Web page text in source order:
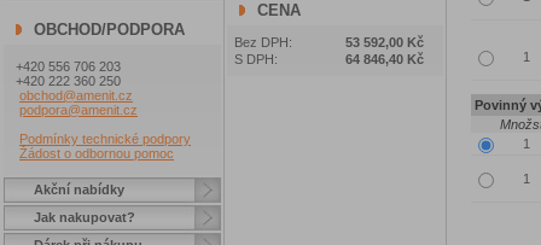
OBCHOD/PODPORA
+420 556 706 203
+420 222 360 250
obchod@amenit.cz
podpora@amenit.cz
Podmínky technické podpory
Žádost o odbornou pomoc
Akční nabídky
Jak nakupovat?
CENA
Bez DPH:
53 592,00 Kč
S DPH:
64 846,40 Kč
Povinný